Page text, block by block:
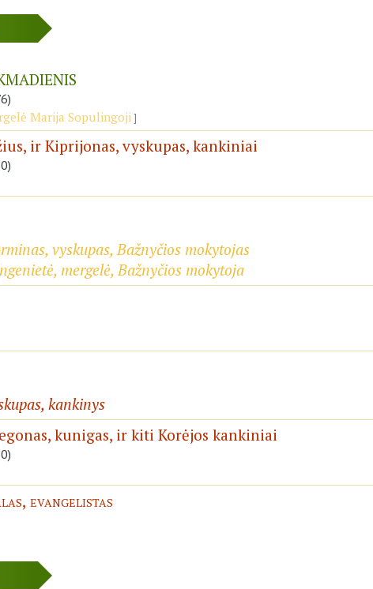
Marija Sopulingoji
ir Kiprijonas, vyskupas, kankiniai
vyskupas, Bažnyčios mokytojas
mergelė, Bažnyčios mokytoja
kankinys
kunigas, ir kiti Korėjos kankiniai
evangelistas